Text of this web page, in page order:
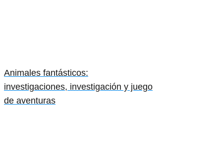
Animales fantásticos:
investigaciones, investigación y juego
de aventuras